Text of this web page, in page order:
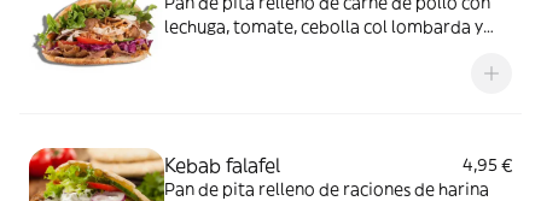
lechuga, tomate, cebolla col lombarda y
Kebab falafel
4,95 €
Pan de pita relleno de raciones de harina